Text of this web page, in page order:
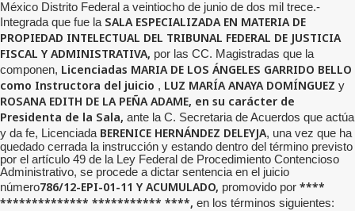
México Distrito Federal a veintiocho de junio de dos mil trece.-
Integrada que fue la SALA ESPECIALIZADA EN MATERIA DE
PROPIEDAD INTELECTUAL DEL TRIBUNAL FEDERAL DE JUSTICIA
FISCAL Y ADMINISTRATIVA, por las CC. Magistradas que la
componen, Licenciadas MARIA DE LOS ÁNGELES GARRIDO BELLO
como Instructora del juicio , LUZ MARÍA ANAYA DOMÍNGUEZ y
ROSANA EDITH DE LA PEÑA ADAME, en su carácter de
Presidenta de la Sala, ante la C. Secretaria de Acuerdos que actúa
y da fe, Licenciada BERENICE HERNÁNDEZ DELEYJA, una vez que ha
quedado cerrada la instrucción y estando dentro del término previsto
por el artículo 49 de la Ley Federal de Procedimiento Contencioso
Administrativo, se procede a dictar sentencia en el juicio
número786/12-EPI-01-11 Y ACUMULADO, promovido por ****
************** *********** ****, en los términos siguientes: